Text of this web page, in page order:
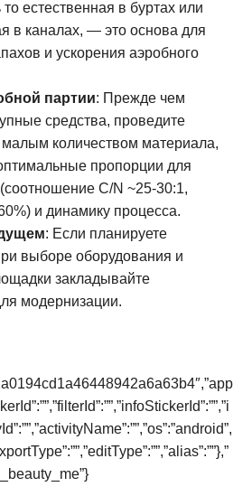
то естественная в буртах или
в каналах, — это основа для
и ускорения аэробного
партии: Прежде чем
средства, проведите
малым количеством материала,
пропорции для
C/N ~25-30:1,
и динамику процесса.
: Если планируете
выборе оборудования и
закладывайте
модернизации.